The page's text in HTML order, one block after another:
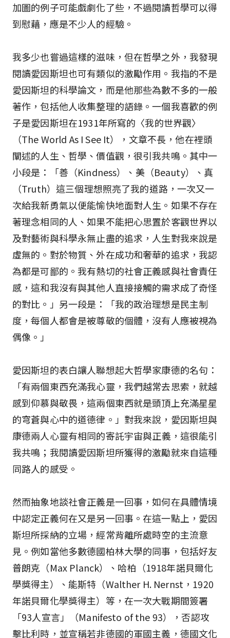
加圖的例子可能戲劇化了些，不過閱讀哲學可以得
到慰藉，應是不少人的經驗。
我多少也嘗過這樣的滋味，但在哲學之外，我發現
閱讀愛因斯坦也可有類似的激勵作用。我指的不是
愛因斯坦的科學論文，而是他那些為數不多的一般
著作，包括他人收集整理的語錄。一個我喜歡的例
子是愛因斯坦在1931年所寫的〈我的世界觀〉
（The World As I See It），文章不長，他在裡頭
闡述的人生、哲學、價值觀，很引我共鳴。其中一
小段是：「善（Kindness）、美（Beauty）、真
（Truth）這三個理想照亮了我的道路，一次又一
次給我新勇氣以便能愉快地面對人生。如果不存在
著理念相同的人、如果不能把心思置於客觀世界以
及對藝術與科學永無止盡的追求，人生對我來說是
虛無的。對於物質、外在成功和奢華的追求，我認
為都是可鄙的。我有熱切的社會正義感與社會責任
感，這和我沒有與其他人直接接觸的需求成了奇怪
的對比。」另一段是：「我的政治理想是民主制
度，每個人都會是被尊敬的個體，沒有人應被視為
偶像。」
愛因斯坦的表白讓人聯想起大哲學家康德的名句：
「有兩個東西充滿我心靈，我們越常去思索，就越
感到仰慕與敬畏，這兩個東西就是頭頂上充滿星星
的穹蒼與心中的道德律。」對我來說，愛因斯坦與
康德兩人心靈有相同的寄託――宇宙與正義，這很能引
我共鳴；我閱讀愛因斯坦所獲得的激勵就來自這種
同路人的感受。
然而抽象地談社會正義是一回事，如何在具體情境
中認定正義何在又是另一回事。在這一點上，愛因
斯坦所採納的立場，經常背離所處時空的主流意
見。例如當他多數德國柏林大學的同事，包括好友
普朗克（Max Planck）、哈柏（1918年諾貝爾化
學獎得主）、能斯特（Walther H. Nernst，1920
年諾貝爾化學獎得主）等，在一次大戰期間簽署
「93人宣言」（Manifesto of the 93），否認攻
擊比利時，並宣稱若非德國的軍國主義，德國文化